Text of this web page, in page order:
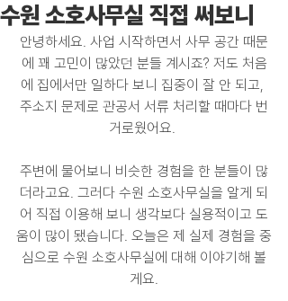
수원 소호사무실 직접 써보니
안녕하세요. 사업 시작하면서 사무 공간 때문
에 꽤 고민이 많았던 분들 계시죠? 저도 처음
에 집에서만 일하다 보니 집중이 잘 안 되고,
주소지 문제로 관공서 서류 처리할 때마다 번
거로웠어요.
주변에 물어보니 비슷한 경험을 한 분들이 많
더라고요. 그러다 수원 소호사무실을 알게 되
어 직접 이용해 보니 생각보다 실용적이고 도
움이 많이 됐습니다. 오늘은 제 실제 경험을 중
심으로 수원 소호사무실에 대해 이야기해 볼
게요.